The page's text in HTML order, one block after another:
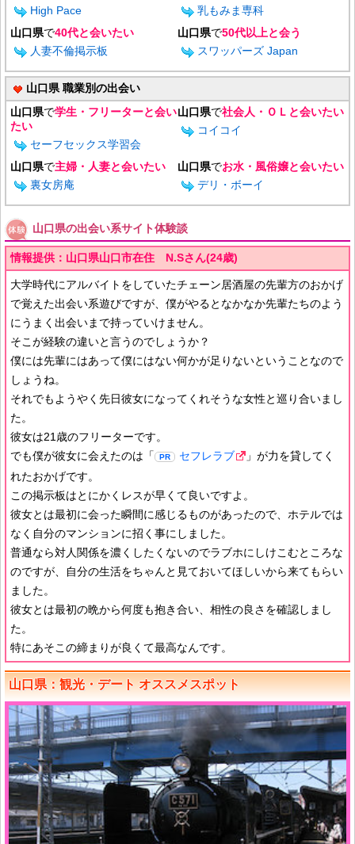
High Pace
乳もみま専科
山口県で40代と会いたい
人妻不倫掲示板
山口県で50代以上と会う
スワッパーズ Japan
山口県 職業別の出会い
山口県で学生・フリーターと会い
たい
セーフセックス学習会
山口県で社会人・ＯＬと会いたい
コイコイ
山口県で主婦・人妻と会いたい
裏女房庵
山口県でお水・風俗嬢と会いたい
デリ・ボーイ
山口県の出会い系サイト体験談
情報提供：山口県山口市在住 N.Sさん(24歳)
大学時代にアルバイトをしていたチェーン居酒屋の先輩方のおかげ
で覚えた出会い系遊びですが、僕がやるとなかなか先輩たちのよう
にうまく出会いまで持っていけません。
そこが経験の違いと言うのでしょうか？
僕には先輩にはあって僕にはない何かが足りないということなので
しょうね。
それでもようやく先日彼女になってくれそうな女性と巡り合いまし
た。
彼女は21歳のフリーターです。
でも僕が彼女に会えたのは「
セフレラブ
」が力を貸してく
れたおかげです。
この掲示板はとにかくレスが早くて良いですよ。
彼女とは最初に会った瞬間に感じるものがあったので、ホテルでは
なく自分のマンションに招く事にしました。
普通なら対人関係を濃くしたくないのでラブホにしけこむところな
のですが、自分の生活をちゃんと見ておいてほしいから来てもらい
ました。
彼女とは最初の晩から何度も抱き合い、相性の良さを確認しまし
た。
特にあそこの締まりが良くて最高なんです。
山口県：観光・デート オススメスポット